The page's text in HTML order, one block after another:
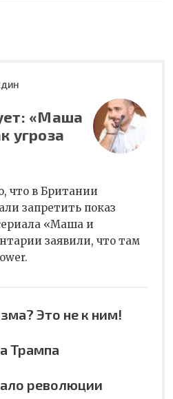
«Маша
угроза
что в Британии
запретить показ
«Маша и
заявили, что там
Это не к ним!
Трампа
революции